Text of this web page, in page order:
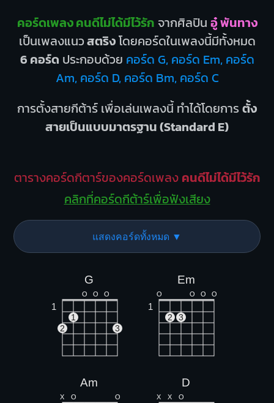
คอร์ดเพลง คนดีไม่ได้มีไว้รัก จากศิลปิน อู๋ พันทาง
เป็นเพลงแนวสตริงโดยคอร์ดในเพลงนี้มีทั้งหมด
6 คอร์ด ประกอบด้วย คอร์ด G, คอร์ด Em, คอร์ด
Am, คอร์ด D, คอร์ด Bm, คอร์ด C
การตั้งสายกีต้าร์ เพื่อเล่นเพลงนี้ ทำได้โดยการตั้ง
สายเป็นแบบมาตรฐาน (Standard E)
ตารางคอร์ดกีตาร์ของคอร์ดเพลง คนดีไม่ได้มีไว้รัก
คลิกที่คอร์ดกีต้าร์เพื่อฟังเสียง
แสดงคอร์ดทั้งหมด ▼
G
O O O
1
1
2
3
Em
O O O O
1
2 3
Am
X O O
D
X X O